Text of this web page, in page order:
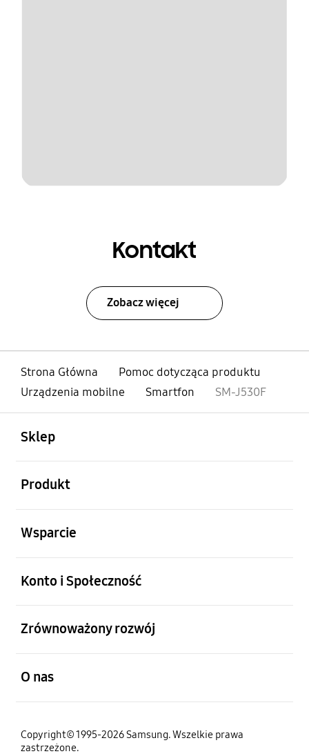
Kontakt
Zobacz więcej
Strona Główna
Pomoc dotycząca produktu
Urządzenia mobilne
Smartfon SM-J530F
Sklep
Produkt
Wsparcie
Konto i Społeczność
Zrównoważony rozwój
O nas
Copyright© 1995-2026 Samsung. Wszelkie prawa
zastrzeżone.